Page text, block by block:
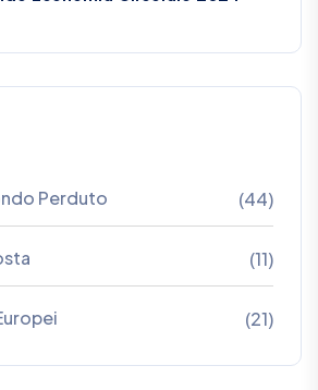
Perduto (44)
(11)
(21)